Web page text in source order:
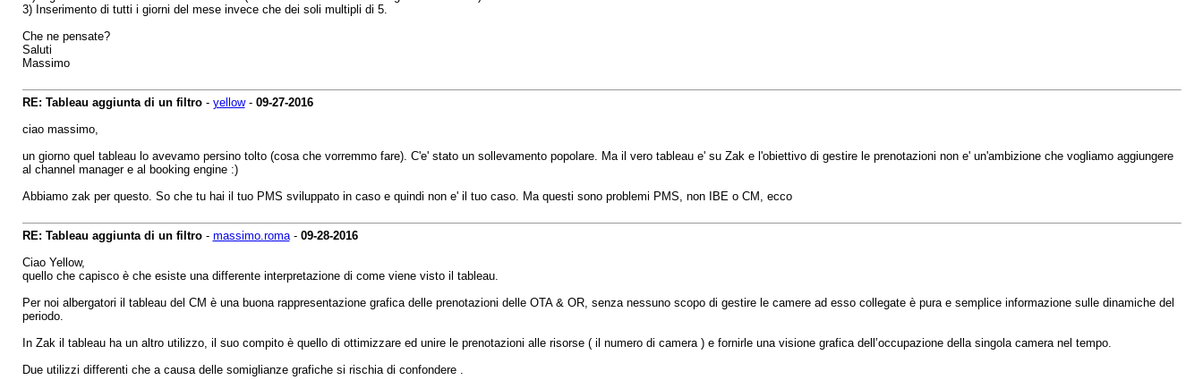
3) Inserimento di tutti i giorni del mese invece che dei soli multipli di 5.
Che ne pensate?
Saluti
Massimo
RE: Tableau aggiunta di un filtro- yellow- 09-27-2016
ciao massimo,
un giorno quel tableau lo avevamo persino tolto (cosa che vorremmo fare). C'e' stato un sollevamento popolare. Ma il vero tableau e' su Zak e l'obiettivo di gestire le prenotazioni non e' un'ambizione che vogliamo aggiungere
al channel manager e al booking engine :)
Abbiamo zak per questo. So che tu hai il tuo PMS sviluppato in caso e quindi non e' il tuo caso. Ma questi sono problemi PMS, non IBE o CM, ecco
RE: Tableau aggiunta di un filtro- massimo.roma- 09-28-2016
Ciao Yellow,
quello che capisco è che esiste una differente interpretazione di come viene visto il tableau.
Per noi albergatori il tableau del CM è una buona rappresentazione grafica delle prenotazioni delle OTA & OR, senza nessuno scopo di gestire le camere ad esso collegate è pura e semplice informazione sulle dinamiche del
periodo.
In Zak il tableau ha un altro utilizzo, il suo compito è quello di ottimizzare ed unire le prenotazioni alle risorse ( il numero di camera ) e fornirle una visione grafica dell’occupazione della singola camera nel tempo.
Due utilizzi differenti che a causa delle somiglianze grafiche si rischia di confondere .